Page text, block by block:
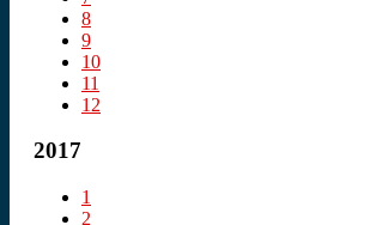
8
9
10
11
12
2017
1
2